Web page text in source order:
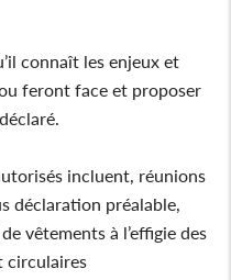
connaît les enjeux et
feront face et proposer
incluent, réunions
déclaration préalable,
vêtements à l’effigie des
circulaires